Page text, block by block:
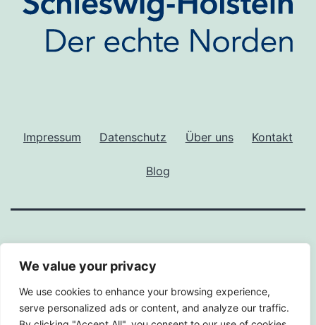
We value your privacy
We use cookies to enhance your browsing experience,
serve personalized ads or content, and analyze our traffic.
Impressum Datenschutz Über uns Kontakt
Blog